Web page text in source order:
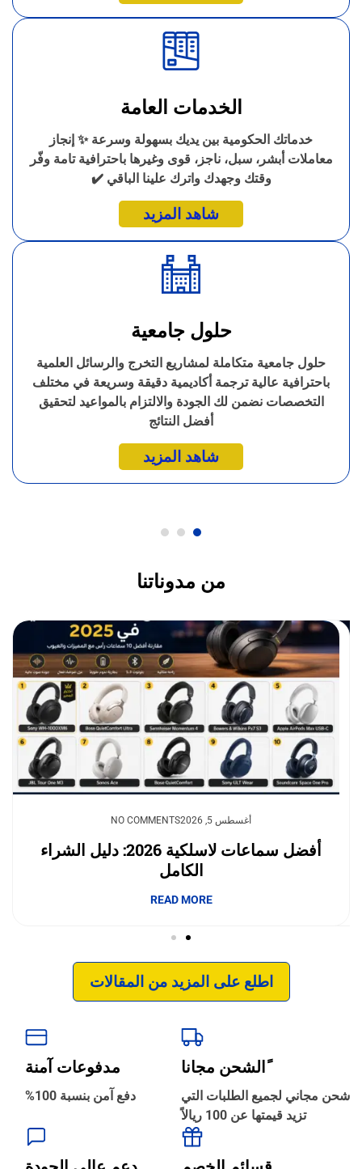
الخدمات العامة
خدماتك الحكومية بين يديك بسهولة وسرعة ✨ إنجاز
معاملات أبشر، سبل، ناجز، قوى وغيرها باحترافية تامة وفّر
وقتك وجهدك واترك علينا الباقي ✔️
شاهد المزيد
حلول جامعية
حلول جامعية متكاملة لمشاريع التخرج والرسائل العلمية
باحترافية عالية ترجمة أكاديمية دقيقة وسريعة في مختلف
التخصصات نضمن لك الجودة والالتزام بالمواعيد لتحقيق
أفضل النتائج
شاهد المزيد
من مدوناتنا
NO COMMENTS
وداعًا لقلق نفاد الشحن.. بطاريات السيليكون
والكربون تغيّر مستقبل الجوالات
READ MORE
أغسطس 5, 2026 NO COMMENTS
أفضل سماعات لاسلكية 2026: دليل الشراء
الكامل
READ MORE
اطلع على المزيد من المقالات
ًالشحن مجانا
شحن مجاني لجميع الطلبات التي
تزيد قيمتها عن 100 ريالاً
مدفوعات آمنة
دفع آمن بنسبة 100%
الترجمة والبحوث ‹
الطباعة والأدوات المكتبية